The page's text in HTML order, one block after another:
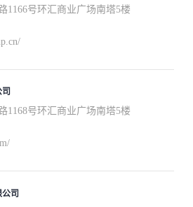
1166号环汇商业广场南塔5楼
1168号环汇商业广场南塔5楼
司